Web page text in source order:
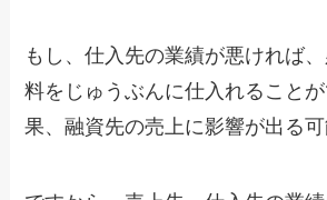
もし、仕入先の業績が悪ければ
料をじゅうぶんに仕入れること
果、融資先の売上に影響が出る可